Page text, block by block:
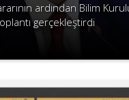
ardından Bilim
gerçekleştirdi